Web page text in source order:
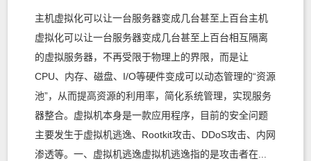
主机虚拟化可以让一台服务器变成几台甚至上百台主机
虚拟化可以让一台服务器变成几台甚至上百台相互隔离
的虚拟服务器，不再受限于物理上的界限，而是让
CPU、内存、磁盘、I/O等硬件变成可以动态管理的“资源
池”，从而提高资源的利用率，简化系统管理，实现服务
器整合。虚拟机本身是一款应用程序，目前的安全问题
主要发生于虚拟机逃逸、Rootkit攻击、DDoS攻击、内网
渗透等。一、虚拟机逃逸虚拟机逃逸指的是攻击者在...